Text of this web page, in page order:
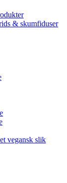
& skumfiduser
vegansk slik